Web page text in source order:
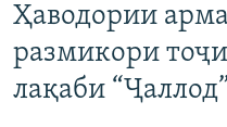
Ҳаводории
размикори
лақаби “Ҷаллод”